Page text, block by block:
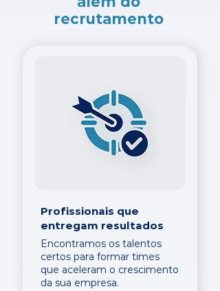
recrutamento
Profissionais que
entregam resultados
Encontramos os talentos
certos para formar times
que aceleram o crescimento
da sua empresa.